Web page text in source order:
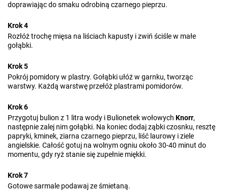
doprawiając do smaku odrobiną czarnego pieprzu.
Krok 4
Rozłóż trochę mięsa na liściach kapusty i zwiń ściśle w małe
gołąbki.
Krok 5
Pokrój pomidory w plastry. Gołąbki ułóż w garnku, tworząc
warstwy. Każdą warstwę przełóż plastrami pomidorów.
Krok 6
Przygotuj bulion z 1 litra wody i Bulionetek wołowych Knorr,
następnie zalej nim gołąbki. Na koniec dodaj ząbki czosnku, resztę
papryki, kminek, ziarna czarnego pieprzu, liść laurowy i ziele
angielskie. Całość gotuj na wolnym ogniu około 30-40 minut do
momentu, gdy ryż stanie się zupełnie miękki.
Krok 7
Gotowe sarmale podawaj ze śmietaną.